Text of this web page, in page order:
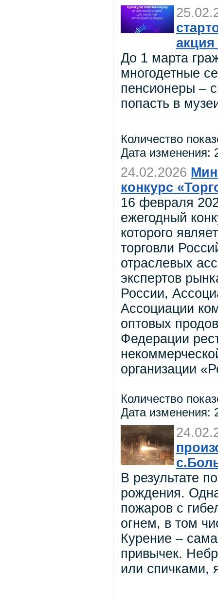
До 1 марта
многодетные
пенсионеры –
попасть в
Количество
Дата изменения:
24.02.2026
конкурс
16 февраля
ежегодный
которого
торговли
отраслевых
экспертов
России,
Ассоциации
оптовых
Федерации
организации
Количество
Дата изменения:
В результате
рождения.
пожаров с
огнем, в том
Курение –
привычек.
или спичками,